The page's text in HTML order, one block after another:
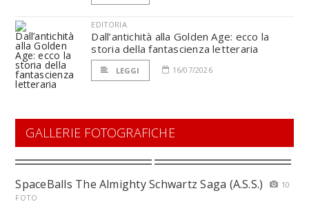
EDITORIA
Dall’antichità alla Golden Age: ecco la
storia della fantascienza letteraria
LEGGI 16/07/2026
GALLERIE FOTOGRAFICHE
SpaceBalls The Almighty Schwartz Saga (A.S.S.)
10
FOTO